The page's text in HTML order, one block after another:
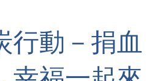
行動－捐血